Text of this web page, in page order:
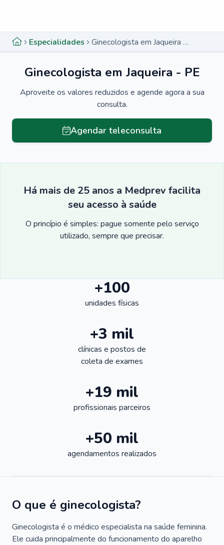
Especialidades Ginecologista em Jaqueira - PE
Ginecologista em Jaqueira - PE
Aproveite os valores reduzidos e agende agora a sua
consulta.
Agendar teleconsulta
Há mais de 25 anos a Medprev facilita
seu acesso à saúde
O princípio é simples: pague somente pelo serviço
utilizado, sempre que precisar.
+100
unidades físicas
+3 mil
clínicas e postos de
coleta de exames
+19 mil
profissionais parceiros
+50 mil
agendamentos realizados
O que é ginecologista?
Ginecologista é o médico especialista na saúde feminina.
Ele cuida principalmente do funcionamento do aparelho